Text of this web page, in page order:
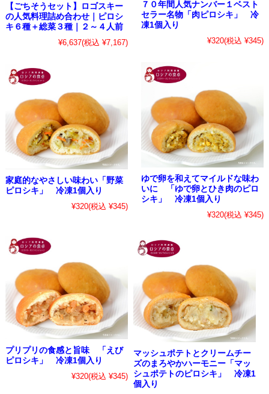
【ごちそうセット】ロゴスキー
の人気料理詰め合わせ｜ピロシ
キ６種＋総菜３種｜２～４人前
¥6,637(税込 ¥7,167)
７０年間人気ナンバー１ベスト
セラー名物「肉ピロシキ」 冷
凍1個入り
¥320(税込 ¥345)
家庭的なやさしい味わい「野菜
ピロシキ」 冷凍1個入り
¥320(税込 ¥345)
ゆで卵を和えてマイルドな味わ
いに 「ゆで卵とひき肉のピロ
シキ」 冷凍1個入り
¥320(税込 ¥345)
プリプリの食感と旨味 「えび
ピロシキ」 冷凍1個入り
¥320(税込 ¥345)
マッシュポテトとクリームチー
ズのまろやかハーモニー「マッ
シュポテトのピロシキ」 冷凍1
個入り